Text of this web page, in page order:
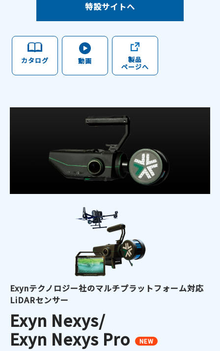
特設サイトへ
カタログ 動画 製品
ページへ
Exynテクノロジー社のマルチプラットフォーム対応
LiDARセンサー
Exyn Nexys/
Exyn Nexys Pro
NEW